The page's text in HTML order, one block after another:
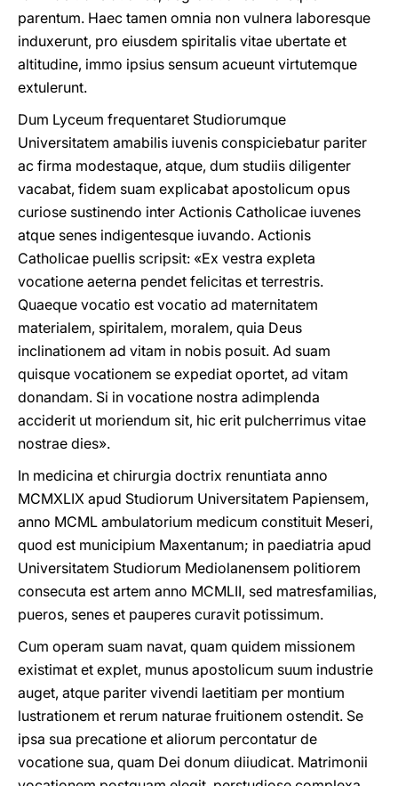
parentum. Haec tamen omnia non vulnera laboresque
induxerunt, pro eiusdem spiritalis vitae ubertate et
altitudine, immo ipsius sensum acue­unt virtutemque
extulerunt.
Dum Lyceum frequentaret Studiorumque
Universitatem amabilis iuvenis conspiciebatur pariter
ac firma modestaque, atque, dum studiis diligenter
vacabat, fidem suam explicabat apostolicum opus
curiose sustinendo inter Actionis Catholicae iuvenes
atque senes indigentesque iuvando. Actionis
Catholicae puellis scripsit: «Ex vestra expleta
vocatione aeterna pendet felicitas et terrestris.
Quaeque vocatio est vocatio ad maternitatem
materialem, spiritalem, moralem, quia Deus
inclinationem ad vitam in nobis posuit. Ad suam
quisque vocationem se expediat oportet, ad vitam
donandam. Si in vocatione nostra adimplenda
acciderit ut moriendum sit, hic erit pulcherrimus vitae
nostrae dies».
In medicina et chirurgia doctrix renuntiata anno
MCMXLIX apud Studiorum Universitatem Papiensem,
anno MCML ambulatorium medicum constituit Meseri,
quod est municipium Maxentanum; in paediatria apud
Universitatem Studiorum Mediolanensem politiorem
consecuta est artem anno MCMLII, sed matresfamilias,
pueros, senes et pauperes curavit potissimum.
Cum operam suam navat, quam quidem missionem
existimat et explet, munus apostolicum suum industrie
auget, atque pariter vivendi laetitiam per montium
lustrationem et rerum naturae fruitionem ostendit. Se
ipsa sua precatione et aliorum percontatur de
vocatione sua, quam Dei donum diiudicat. Matrimonii